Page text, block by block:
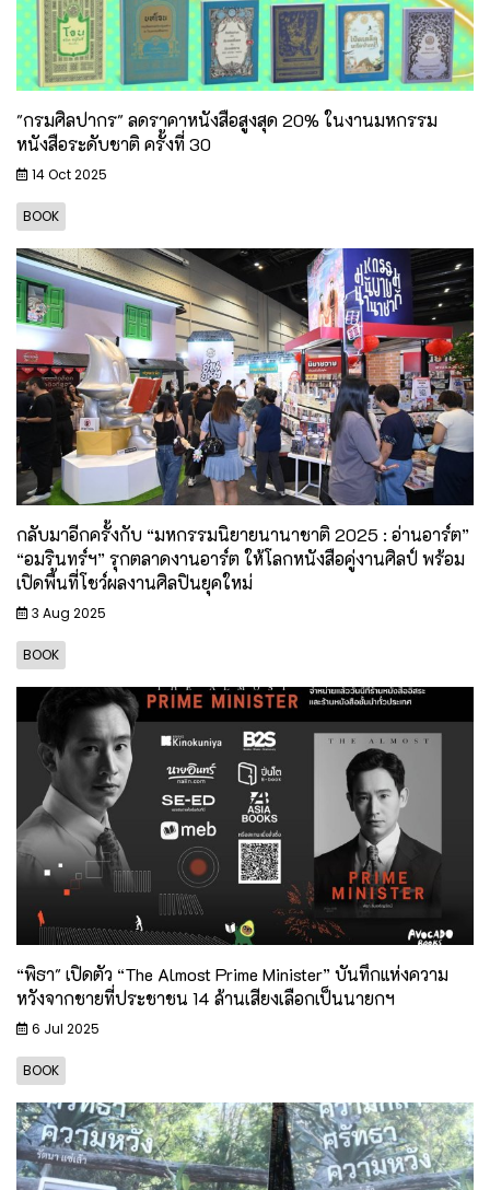
"กรมศิลปากร" ลดราคาหนังสือสูงสุด 20% ในงานมหกรรม
หนังสือระดับชาติ ครั้งที่ 30
14 Oct 2025
BOOK
กลับมาอีกครั้งกับ “มหกรรมนิยายนานาชาติ 2025 : อ่านอาร์ต”
“อมรินทร์ฯ” รุกตลาดงานอาร์ต ให้โลกหนังสือคู่งานศิลป์ พร้อม
เปิดพื้นที่โชว์ผลงานศิลปินยุคใหม่
3 Aug 2025
BOOK
“พิธา" เปิดตัว “The Almost Prime Minister” บันทึกแห่งความ
หวังจากชายที่ประชาชน 14 ล้านเสียงเลือกเป็นนายกฯ
6 Jul 2025
BOOK